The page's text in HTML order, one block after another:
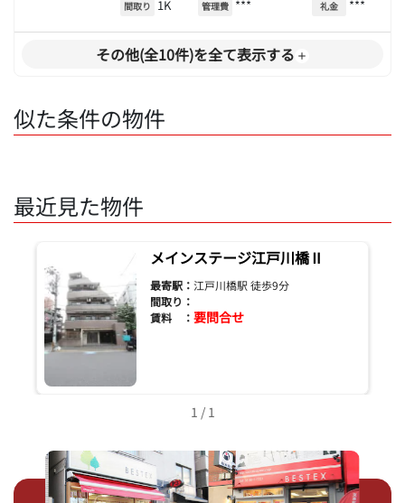
間取り 1K 管理費 *** 礼金 ***
その他(全10件)を全て表示する
似た条件の物件
最近見た物件
メインステージ江戸川橋Ⅱ
最寄駅： 江戸川橋駅 徒歩9分
間取り：
賃料 ： 要問合せ
1 / 1